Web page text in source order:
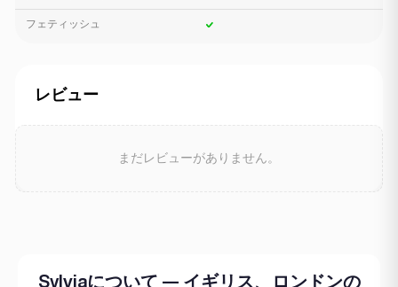
フェティッシュ
レビュー
まだレビューがありません。
Sylviaについて — イギリス、ロンドンの